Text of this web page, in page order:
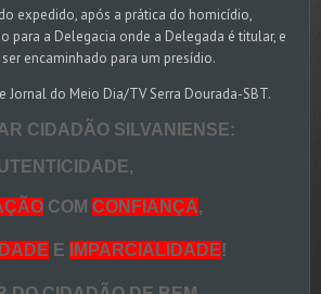
expedido, após a prática do homicídio,
para a Delegacia onde a Delegada é titular, e
encaminhado para um presídio.
Jornal do Meio Dia/TV Serra Dourada-SBT.
SILVANIENSE:
COM CONFIANÇA,
E IMPARCIALIDADE!